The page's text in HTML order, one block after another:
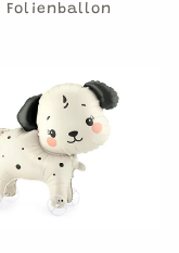
Folienballon